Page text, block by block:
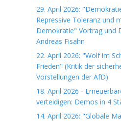
29. April 2026:
Repressive Toleranz und
Demokratie" Vortrag und
Andreas Fisahn
22. April 2026: "Wolf im
Frieden" (Kritik der
Vorstellungen der AfD)
18. April 2026 -
verteidigen: Demos in 4
14. April 2026: "Globale